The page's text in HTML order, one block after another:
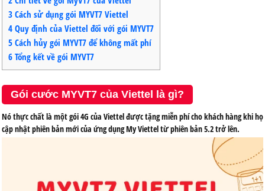
3 Cách sử dụng gói MYVT7 Viettel
4 Quy định của Viettel đối với gói MYVT7
5 Cách hủy gói MYVT7 để không mất phí
6 Tổng kết về gói MYVT7
Gói cước MYVT7 của Viettel là gì?
Nó thực chất là một gói 4G của Viettel được tặng miễn phí cho khách hàng khi họ
cập nhật phiên bản mới của ứng dụng My Viettel từ phiên bản 5.2 trở lên.